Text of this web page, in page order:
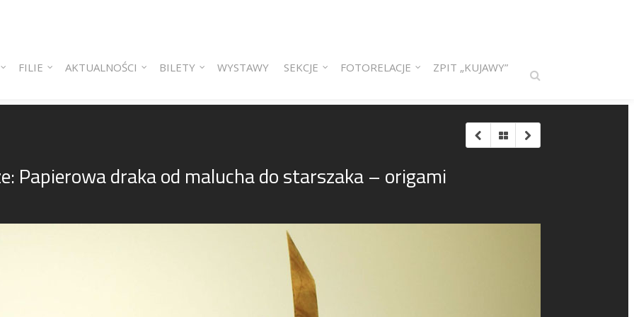
FILIE AKTUALNOŚCI BILETY WYSTAWY SEKCJE FOTORELACJE ZPIT „KUJAWY”
Papierowa draka od malucha do starszaka – origami